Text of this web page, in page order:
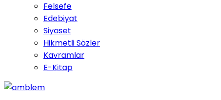
Felsefe
Edebiyat
Siyaset
Hikmetli Sözler
Kavramlar
E-Kitap